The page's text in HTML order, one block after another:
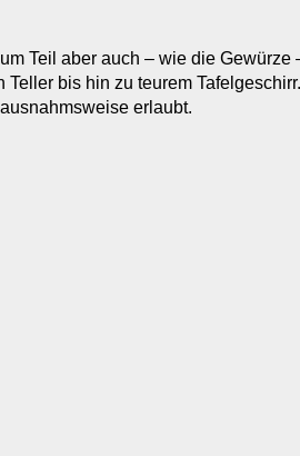
Teil aber auch – wie die
bis hin zu teurem
erlaubt.